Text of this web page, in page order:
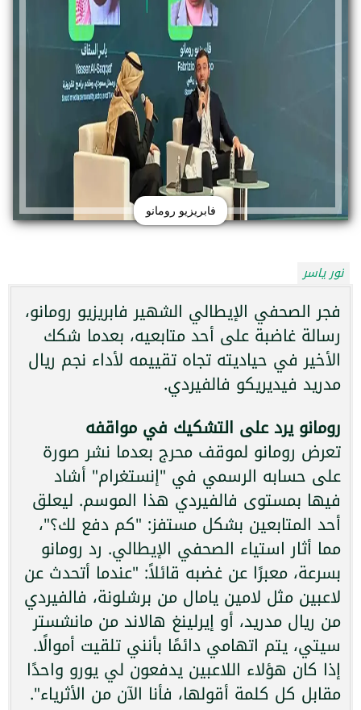
فابريزيو رومانو
نور ياسر
فجر الصحفي الإيطالي الشهير فابريزيو رومانو،
رسالة غاضبة على أحد متابعيه، بعدما شكك
الأخير في حياديته تجاه تقييمه لأداء نجم ريال
مدريد فيديريكو فالفيردي.
رومانو يرد على التشكيك في مواقفه
تعرض رومانو لموقف محرج بعدما نشر صورة
على حسابه الرسمي في "إنستغرام" أشاد
فيها بمستوى فالفيردي هذا الموسم. ليعلق
أحد المتابعين بشكل مستفز: "كم دفع لك؟"،
مما أثار استياء الصحفي الإيطالي. رد رومانو
بسرعة، معبرًا عن غضبه قائلاً: "عندما أتحدث عن
لاعبين مثل لامين يامال من برشلونة، فالفيردي
من ريال مدريد، أو إيرلينغ هالاند من مانشستر
سيتي، يتم اتهامي دائمًا بأنني تلقيت أموالًا.
إذا كان هؤلاء اللاعبين يدفعون لي يورو واحدًا
مقابل كل كلمة أقولها، فأنا الآن من الأثرياء".